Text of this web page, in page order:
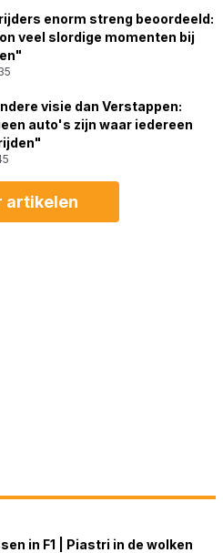
enorm streng beoordeeld:
veel slordige momenten bij
visie dan Verstappen:
auto's zijn waar iedereen
artikelen
in F1 | Piastri in de wolken